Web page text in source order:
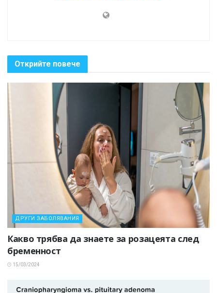
Открийте повече
ДРУГИ ЗАБОЛЯВАНИЯ
Какво трябва да знаете за розацеята след
бременност
15/03/2024